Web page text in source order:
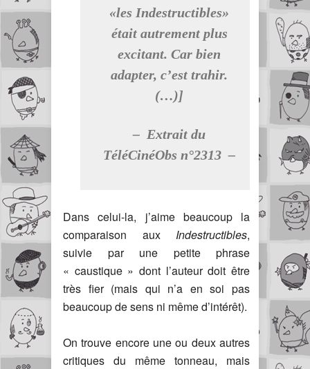
«les Indestructibles»
était autrement plus
excitant. Car bien
adapter, c’est trahir.
(…)]
– Extrait du
TéléCinéObs n°2313 –
Dans celui-la, j’aime beaucoup la
comparaison aux Indestructibles,
suivie par une petite phrase
« caustique » dont l’auteur doit être
très fier (mais qui n’a en soi pas
beaucoup de sens ni même d’intérêt).
On trouve encore une ou deux autres
critiques du même tonneau, mais